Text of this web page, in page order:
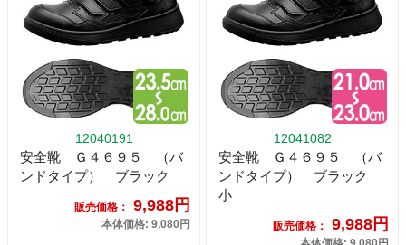
12040191
安全靴 Ｇ４６９５ （バ
ンドタイプ） ブラック
販売価格： 9,988円
本体価格: 9,080円
12041082
安全靴 Ｇ４６９５ （バ
ンドタイプ） ブラック
小
販売価格： 9,988円